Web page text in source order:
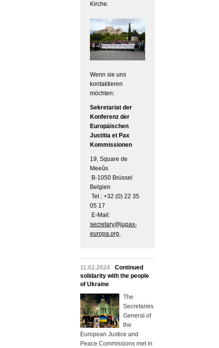
Kirche.
Wenn sie uns
kontaktieren
möchten:
Sekretariat der
Konferenz der
Europäischen
Justitia et Pax
Kommissionen
19, Square de
Meeûs
B-1050 Brüssel
Belgien
Tel.: +32 (0) 22 35
05 17
E-Mail:
secretary@jupax-
europa.org
11.02.2024
Continued
solidarity with the people
of Ukraine
The
Secretaries
General of
the
European Justice and
Peace Commissions met in